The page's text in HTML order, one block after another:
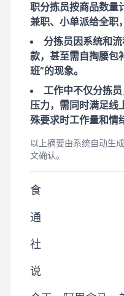
职分拣员按商品数量
兼职、小单派给全职
分拣员因系统和
款，甚至需自掏腰包
班”的现象。
工作中不仅分拣
压力，需同时满足线
殊要求时工作量和情
以上摘要由系统自动生
文确认。
食
通
社
说